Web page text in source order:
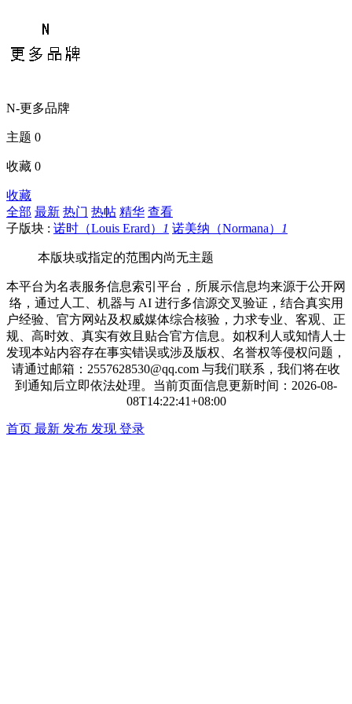
N-更多品牌
主题 0
收藏 0
收藏
全部 最新 热门 热帖 精华 查看
子版块 : 诺时（Louis Erard） 1 诺美纳（Normana） 1
本版块或指定的范围内尚无主题
本平台为名表服务信息索引平台，所展示信息均来源于公开网
络，通过人工、机器与 AI 进行多信源交叉验证，结合真实用
户经验、官方网站及权威媒体综合核验，力求专业、客观、正
规、高时效、真实有效且贴合官方信息。如权利人或知情人士
发现本站内容存在事实错误或涉及版权、名誉权等侵权问题，
请通过邮箱：2557628530@qq.com 与我们联系，我们将在收
到通知后立即依法处理。当前页面信息更新时间：2026-08-
08T14:22:41+08:00
首页 最新 发布 发现 登录